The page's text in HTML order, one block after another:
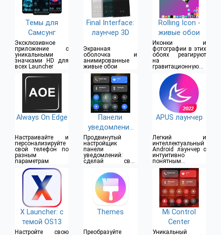
Темы для
Самсунг
Эксклюзивное
приложение с
уникальными
значками HD для
всех Launcher
Final Interface:
лаунчер 3D
Экранная
оболочка и
анимированные
живые обои
Rolling Icon -
живые обои
Иконки и
фотографии в этих
обоях реагируют
на
гравитационную
Always On Edge
Настраивайте и
персонализируйте
свой телефон по
разным
параметрам
Панели
уведомлений
Power Shade
Продвинутый
настройщик
панели
уведомлений:
сделай свой
уникальным
APUS лаунчер
Легкий и
интеллектуальный
Android лаунчер с
интуитивно
понятным
сервисом
X Launcher: с
темой OS13
Настройте ​свою
Themes
Преобразуйте
Mi Control
Center
Уникальный